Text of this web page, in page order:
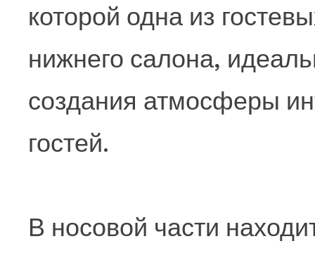
которой одна из
нижнего салона,
создания атмосферы
гостей.
В носовой части